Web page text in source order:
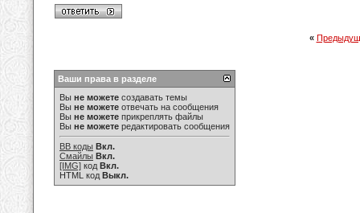
«
Ваши права в разделе
Вы не можете создавать темы
Вы не можете отвечать на сообщения
Вы не можете прикреплять файлы
Вы не можете редактировать сообщения
BB коды Вкл.
Смайлы Вкл.
[IMG] код Вкл.
HTML код Выкл.